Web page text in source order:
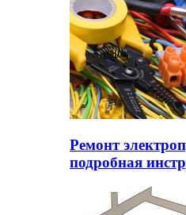
Ремонт
подробная